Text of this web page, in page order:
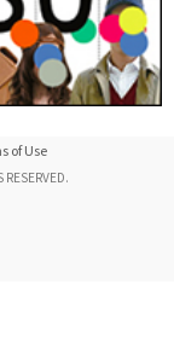
of Use